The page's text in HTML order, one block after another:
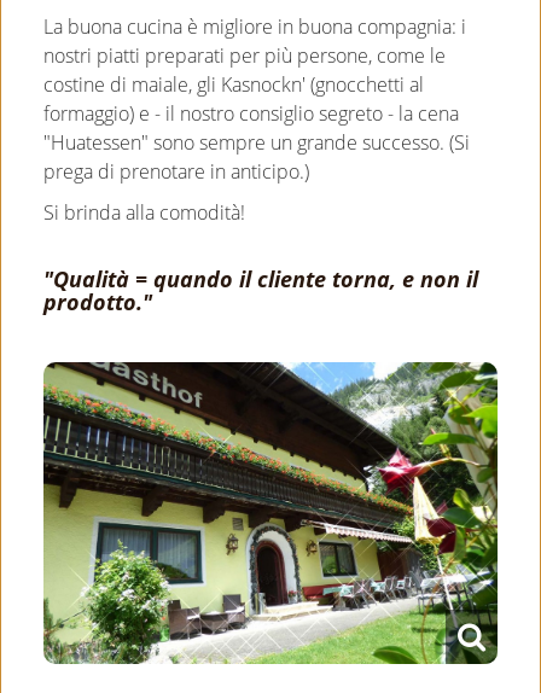
La buona cucina è migliore in buona compagnia: i
nostri piatti preparati per più persone, come le
costine di maiale, gli Kasnockn' (gnocchetti al
formaggio) e - il nostro consiglio segreto - la cena
"Huatessen" sono sempre un grande successo. (Si
prega di prenotare in anticipo.)
Si brinda alla comodità!
"Qualità = quando il cliente torna, e non il
prodotto."